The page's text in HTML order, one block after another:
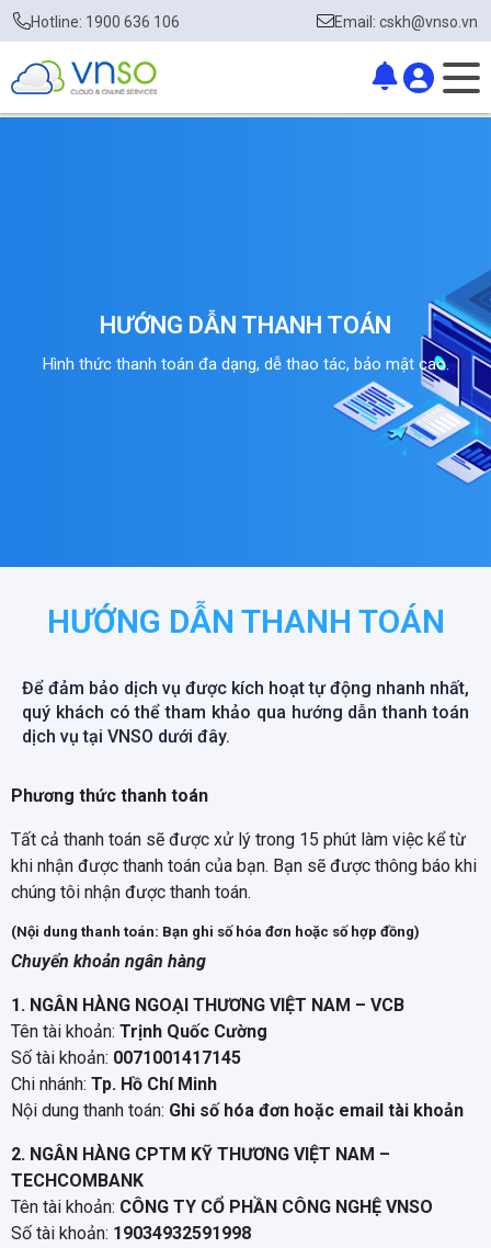
Hotline: 1900 636 106 Email: cskh@vnso.vn
HƯỚNG DẪN THANH TOÁN
Hình thức thanh toán đa dạng, dễ thao tác, bảo mật cao.
HƯỚNG DẪN THANH TOÁN
Để đảm bảo dịch vụ được kích hoạt tự động nhanh nhất,
quý khách có thể tham khảo qua hướng dẫn thanh toán
dịch vụ tại VNSO dưới đây.
Phương thức thanh toán
Tất cả thanh toán sẽ được xử lý trong 15 phút làm việc kể từ
khi nhận được thanh toán của bạn. Bạn sẽ được thông báo khi
chúng tôi nhận được thanh toán.
(Nội dung thanh toán: Bạn ghi số hóa đơn hoặc số hợp đồng)
Chuyển khoản ngân hàng
1. NGÂN HÀNG NGOẠI THƯƠNG VIỆT NAM – VCB
Tên tài khoản: Trịnh Quốc Cường
Số tài khoản: 0071001417145
Chi nhánh: Tp. Hồ Chí Minh
Nội dung thanh toán: Ghi số hóa đơn hoặc email tài khoản
2. NGÂN HÀNG CPTM KỸ THƯƠNG VIỆT NAM –
TECHCOMBANK
Tên tài khoản: CÔNG TY CỔ PHẦN CÔNG NGHỆ VNSO
Số tài khoản: 19034932591998